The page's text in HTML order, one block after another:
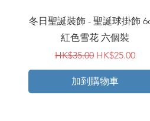
快速瀏覽
冬日聖誕裝飾 - 聖誕球掛飾
紅色雪花 六個裝
一般價格
HK$35.00 促銷價格
HK$25.00
加到購物車